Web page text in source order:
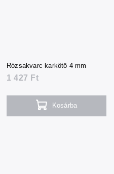
Rózsakvarc karkötő 4 mm
1 427 Ft
Kosárba